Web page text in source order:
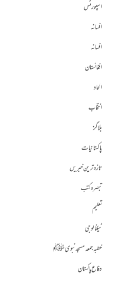
اسپورٹس
افسانہ
افسانہ
افغانستان
الحاد
انتخاب
بلاگز
پاکستانیات
تازہ ترین خبریں
تبصرہ کتب
تعلیم
ٹیکنالوجی
خطبہ جمعہ مسجد نبوی ﷺ
دفاع پاکستان